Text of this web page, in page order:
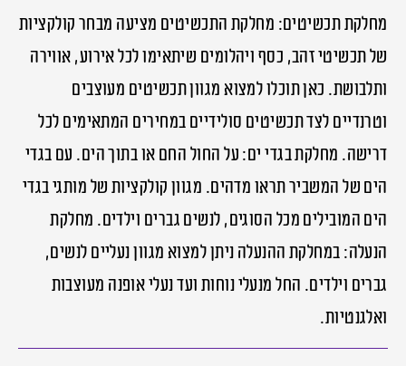
מחלקת תכשיטים: מחלקת התכשיטים מציעה מבחר קולקציות
של תכשיטי זהב, כסף ויהלומים שיתאימו לכל אירוע, אווירה
ותלבושת. כאן תוכלו למצוא מגוון תכשיטים מעוצבים
וטרנדיים לצד תכשיטים סולידיים במחירים המתאימים לכל
דרישה. מחלקת בגדי ים: על החול החם או בתוך הים. עם בגדי
הים של המשביר תראו מדהים. מגוון קולקציות של מותגי בגדי
הים המובילים מכל הסוגים, לנשים גברים וילדים. מחלקת
הנעלה: במחלקת ההנעלה ניתן למצוא מגוון נעליים לנשים,
גברים וילדים. החל מנעלי נוחות ועד נעלי אופנה מעוצבות
ואלגנטיות.